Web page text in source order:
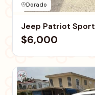
Dorado
Jeep Patriot Sport
$6,000